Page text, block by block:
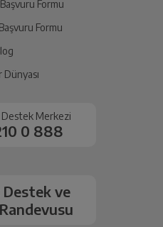
Formu
Formu
Dünyası
Destek Merkezi
0 888
ve